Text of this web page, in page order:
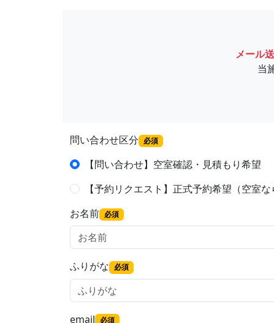
メール
当
問い合わせ区分 必須
【問い合わせ】空室確認・見積もり希望
【予約リクエスト】正式予約希望（空室
お名前 必須
ふりがな 必須
email 必須